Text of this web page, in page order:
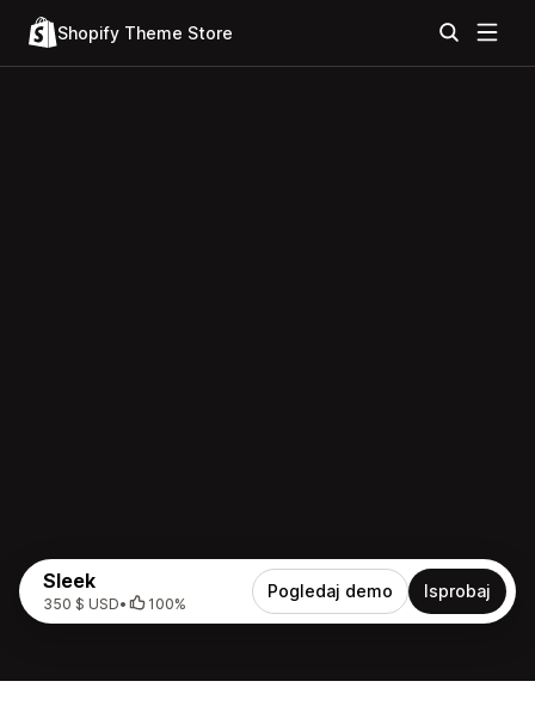
Shopify Theme Store
Sleek
350 $ USD• 100%
Pogledaj demo Isprobaj